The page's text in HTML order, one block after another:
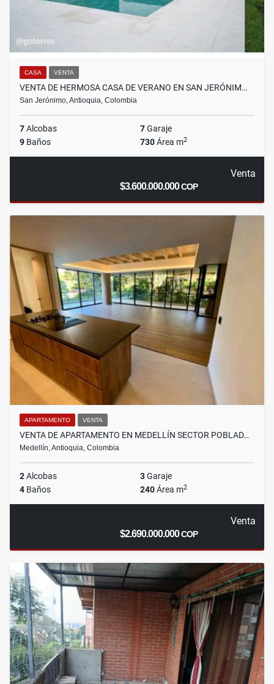
CASA VENTA
VENTA DE HERMOSA CASA DE VERANO EN SAN JERÓNIM…
San Jerónimo, Antioquia, Colombia
7Alcobas 7Garaje
9 Baños 730Área m2
Venta
$3.600.000.000COP
APARTAMENTO VENTA
VENTA DE APARTAMENTO EN MEDELLÍN SECTOR POBLAD…
Medellín, Antioquia, Colombia
2Alcobas 3Garaje
4 Baños 240Área m2
Venta
$2.690.000.000COP